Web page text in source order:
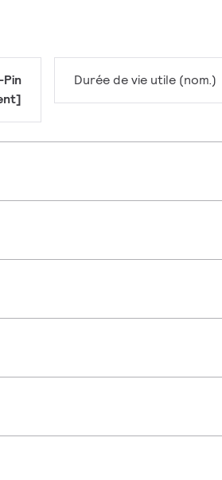
Pin
Durée de vie utile (nom.)